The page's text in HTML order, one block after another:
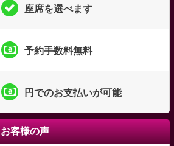
座席を選べます
予約手数料無料
円でのお支払いが可能
お客様の声